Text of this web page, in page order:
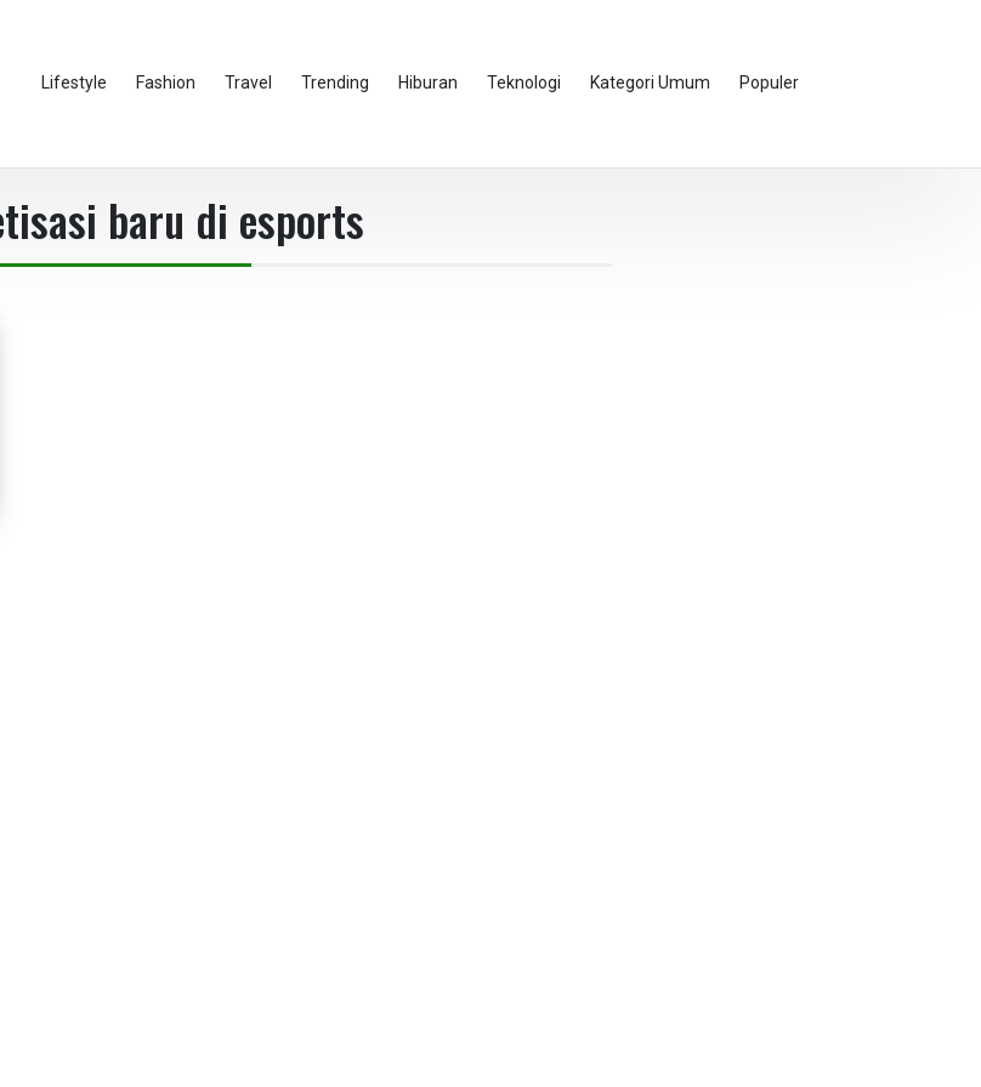
Lifestyle Fashion Travel Trending Hiburan Teknologi Kategori Umum Populer
baru di esports